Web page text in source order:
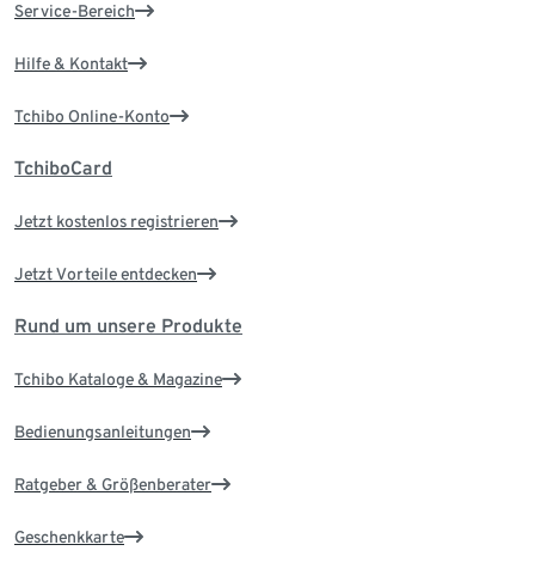
Service-Bereich
Hilfe & Kontakt
Tchibo Online-Konto
TchiboCard
Jetzt kostenlos registrieren
Jetzt Vorteile entdecken
Rund um unsere Produkte
Tchibo Kataloge & Magazine
Bedienungsanleitungen
Ratgeber & Größenberater
Geschenkkarte